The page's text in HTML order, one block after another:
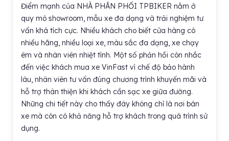
Điểm mạnh của NHÀ PHÂN PHỐI TPBIKER nằm ở
quy mô showroom, mẫu xe đa dạng và trải nghiệm tư
vấn khá tích cực. Nhiều khách cho biết cửa hàng có
nhiều hãng, nhiều loại xe, màu sắc đa dạng, xe chạy
êm và nhân viên nhiệt tình. Một số phản hồi còn nhắc
đến việc khách mua xe VinFast vì chế độ bảo hành
lâu, nhân viên tư vấn đúng chương trình khuyến mãi và
hỗ trợ thân thiện khi khách cần sạc xe giữa đường.
Những chi tiết này cho thấy đây không chỉ là nơi bán
xe mà còn có khả năng hỗ trợ khách trong quá trình sử
dụng.